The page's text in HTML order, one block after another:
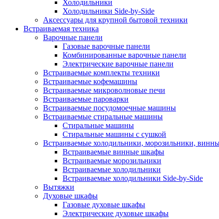
Холодильники
Холодильники Side-by-Side
Аксессуары для крупной бытовой техники
Встраиваемая техника
Варочные панели
Газовые варочные панели
Комбинированные варочные панели
Электрические варочные панели
Встраиваемые комплекты техники
Встраиваемые кофемашины
Встраиваемые микроволновые печи
Встраиваемые пароварки
Встраиваемые посудомоечные машины
Встраиваемые стиральные машины
Стиральные машины
Стиральные машины с сушкой
Встраиваемые холодильники, морозильники,
Встраиваемые винные шкафы
Встраиваемые морозильники
Встраиваемые холодильники
Встраиваемые холодильники Side-by-Side
Вытяжки
Духовые шкафы
Газовые духовые шкафы
Электрические духовые шкафы